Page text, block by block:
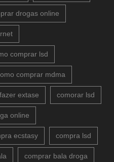
drogas online
comprar lsd
comprar mdma
extase comorar lsd
online
ecstasy compra lsd
comprar bala droga